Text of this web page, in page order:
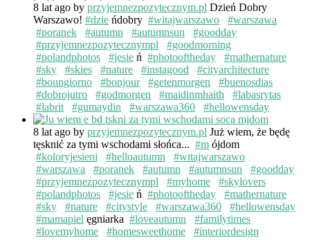
8 lat ago by przyjemnezpozytecznym.pl Dzień Dobry
Warszawo! #dzie ńdobry #witajwarszawo
#warszawa
#poranek
#autumn #autumnsun
#goodday
#przyjemnezpozytecznympl
#goodmorning
#polandphotos
#jesie ń #photooftheday
#mathernature
#sky
#skies #nature #instagood
#cityarchitecture
#boungiorno
#bonjour #getenmorgen
#buenosdias
#dobrojutro
#godmorgen #maidinmhaith
#labasrytas
#labrit
#gumaydin #warszawa360 #hellowensday
8 lat ago by przyjemnezpozytecznym.pl Już wiem, że będę
tęsknić za tymi wschodami słońca... #m ójdom
#koloryjesieni
#helloautumn
#witajwarszawo
#warszawa
#poranek #autumn #autumnsun
#goodday
#przyjemnezpozytecznympl
#myhome
#skylovers
#polandphotos
#jesie ń #photooftheday
#mathernature
#sky
#nature #citystyle #warszawa360
#hellowensday
#mamapiel ęgniarka #loveautumn
#familytimes
#lovemyhome
#homesweethome
#interiordesign